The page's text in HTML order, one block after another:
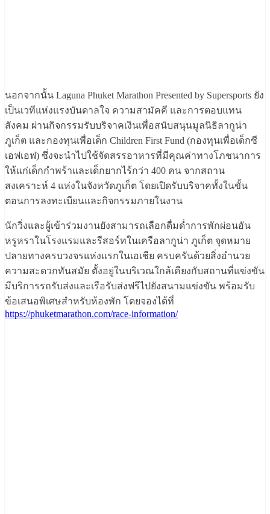
นอกจากนั้น Laguna Phuket Marathon Presented by Supersports ยัง
เป็นเวทีแห่งแรงบันดาลใจ ความสามัคคี และการตอบแทน
สังคม ผ่านกิจกรรมรับบริจาคเงินเพื่อสนับสนุนมูลนิธิลากูน่า
ภูเก็ต และกองทุนเพื่อเด็ก Children First Fund (กองทุนเพื่อเด็กซี
เอฟเอฟ) ซึ่งจะนำไปใช้จัดสรรอาหารที่มีคุณค่าทางโภชนาการ
ให้แก่เด็กกำพร้าและเด็กยากไร้กว่า 400 คน จากสถาน
สงเคราะห์ 4 แห่งในจังหวัดภูเก็ต โดยเปิดรับบริจาคทั้งในขั้น
ตอนการลงทะเบียนและกิจกรรมภายในงาน
นักวิ่งและผู้เข้าร่วมงานยังสามารถเลือกดื่มด่ำการพักผ่อนอัน
หรูหราในโรงแรมและรีสอร์ทในเครือลากูน่า ภูเก็ต จุดหมาย
ปลายทางครบวงจรแห่งแรกในเอเชีย ครบครันด้วยสิ่งอำนวย
ความสะดวกทันสมัย ตั้งอยู่ในบริเวณใกล้เคียงกับสถานที่แข่งขัน
มีบริการรถรับส่งและเรือรับส่งฟรีไปยังสนามแข่งขัน พร้อมรับ
ข้อเสนอพิเศษสำหรับห้องพัก โดยจองได้ที่
https://phuketmarathon.com/race-information/